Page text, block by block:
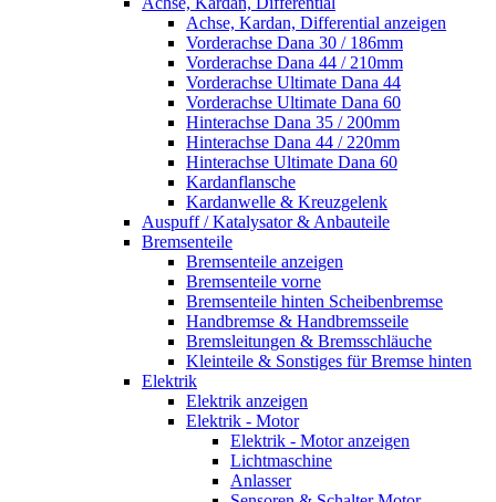
Achse, Kardan, Differential anzeigen
Vorderachse Dana 30 / 186mm
Vorderachse Dana 44 / 210mm
Vorderachse Ultimate Dana 44
Vorderachse Ultimate Dana 60
Hinterachse Dana 35 / 200mm
Hinterachse Dana 44 / 220mm
Hinterachse Ultimate Dana 60
Kardanflansche
Kardanwelle & Kreuzgelenk
Auspuff / Katalysator & Anbauteile
Bremsenteile
Bremsenteile anzeigen
Bremsenteile vorne
Bremsenteile hinten Scheibenbremse
Handbremse & Handbremsseile
Bremsleitungen & Bremsschläuche
Kleinteile & Sonstiges für Bremse hinten
Elektrik
Elektrik anzeigen
Elektrik - Motor
Elektrik - Motor anzeigen
Lichtmaschine
Anlasser